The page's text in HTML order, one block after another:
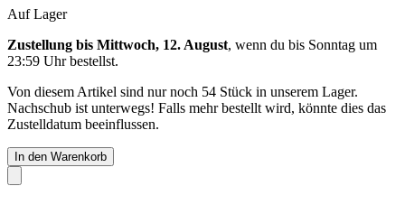
Auf Lager
Zustellung bis Mittwoch, 12. August, wenn du bis Sonntag um
23:59 Uhrbestellst.
Von diesem Artikel sind nur noch 54 Stück in unserem Lager.
Nachschub ist unterwegs! Falls mehr bestellt wird, könnte dies das
Zustelldatum beeinflussen.
In den Warenkorb